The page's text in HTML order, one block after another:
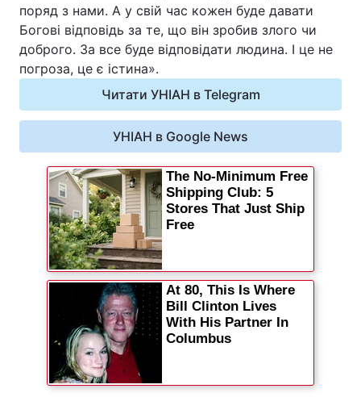
поряд з нами. А у свій час кожен буде давати
Богові відповідь за те, що він зробив злого чи
доброго. За все буде відповідати людина. І це не
погроза, це є істина».
Читати УНІАН в Telegram
УНІАН в Google News